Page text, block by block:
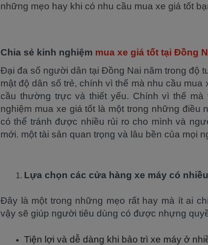
những mẹo hay khi có nhu cầu mua xe giá tốt
Chia sẻ kinh nghiệm mua xe giá tốt tại Đồng
Đại đa số người dân tại Đồng Nai năm trong độ
mật độ dân số trẻ, chính vì thế mà nhu cầu
cầu thường trực và thiết yếu. Chính vì thế
nghiệm mua xe giá tốt là một trong những điều
có thể tránh được nhiều rủi ro cho mình và
mới. một tài sản quan trọng và lâu bền của mọi
Lựa chọn các cửa hàng xe máy có
Đây là một trong những mẹo rất hay mà ít ai
vậy sẽ giúp người tiêu dùng có được nhựng
Tiện lợi và dễ dàng khi bảo trì xe máy ở